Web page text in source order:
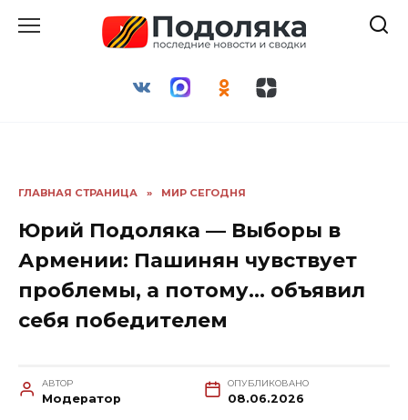
ГЛАВНАЯ СТРАНИЦА » МИР СЕГОДНЯ
Юрий Подоляка — Выборы в
Армении: Пашинян чувствует
проблемы, а потому… объявил
себя победителем
АВТОР
Модератор
ОПУБЛИКОВАНО
08.06.2026